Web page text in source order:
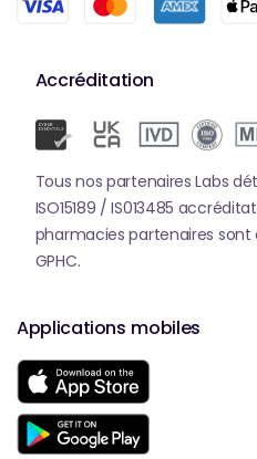
Accréditation
Tous nos partenaires Labs
ISO15189 / IS013485
pharmacies partenaires sont
GPHC.
Applications mobiles